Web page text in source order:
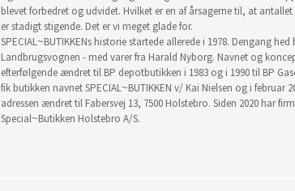
blevet forbedret og udvidet. Hvilket er en af årsagerne til, at
er stadigt stigende. Det er vi meget glade for.
SPECIAL~BUTIKKENs historie startede allerede i 1978. Dengang hed
Landbrugsvognen - med varer fra Harald Nyborg. Navnet og
efterfølgende ændret til BP depotbutikken i 1983 og i 1990 til BP
fik butikken navnet SPECIAL~BUTIKKEN v/ Kai Nielsen og i februar
adressen ændret til Fabersvej 13, 7500 Holstebro. Siden 2020 har
Special~Butikken Holstebro A/S.